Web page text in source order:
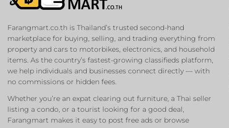
Farangmart.co.th is Thailand’s trusted second-hand
marketplace for buying, selling, and trading everything from
property and cars to motorbikes, electronics, and household
items. As the country’s fastest-growing classifieds platform,
we help individuals and businesses connect directly — with
no commissions or hidden fees.
Whether you’re an expat clearing out furniture, a Thai seller
listing a condo, or a tourist looking for a good deal,
Farangmart makes it easy to post free ads or browse